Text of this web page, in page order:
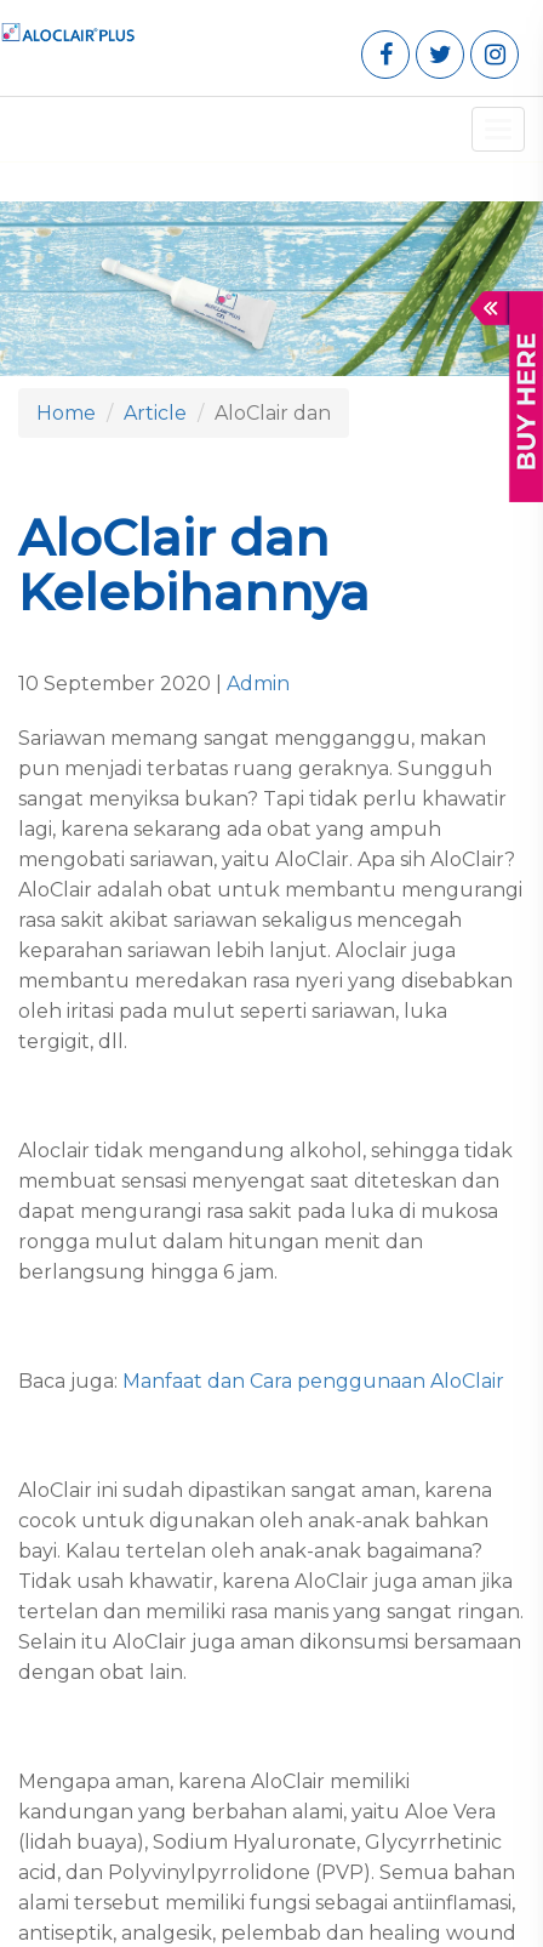
Home Article AloClair dan
AloClair dan
Kelebihannya
10 September 2020 | Admin
Sariawan memang sangat mengganggu, makan
pun menjadi terbatas ruang geraknya. Sungguh
sangat menyiksa bukan? Tapi tidak perlu khawatir
lagi, karena sekarang ada obat yang ampuh
mengobati sariawan, yaitu AloClair. Apa sih AloClair?
AloClair adalah obat untuk membantu mengurangi
rasa sakit akibat sariawan sekaligus mencegah
keparahan sariawan lebih lanjut. Aloclair juga
membantu meredakan rasa nyeri yang disebabkan
oleh iritasi pada mulut seperti sariawan, luka
tergigit, dll.
Aloclair tidak mengandung alkohol, sehingga tidak
membuat sensasi menyengat saat diteteskan dan
dapat mengurangi rasa sakit pada luka di mukosa
rongga mulut dalam hitungan menit dan
berlangsung hingga 6 jam.
Baca juga: Manfaat dan Cara penggunaan AloClair
AloClair ini sudah dipastikan sangat aman, karena
cocok untuk digunakan oleh anak-anak bahkan
bayi. Kalau tertelan oleh anak-anak bagaimana?
Tidak usah khawatir, karena AloClair juga aman jika
tertelan dan memiliki rasa manis yang sangat ringan.
Selain itu AloClair juga aman dikonsumsi bersamaan
dengan obat lain.
Mengapa aman, karena AloClair memiliki
kandungan yang berbahan alami, yaitu Aloe Vera
(lidah buaya), Sodium Hyaluronate, Glycyrrhetinic
acid, dan Polyvinylpyrrolidone (PVP). Semua bahan
alami tersebut memiliki fungsi sebagai antiinflamasi,
antiseptik, analgesik, pelembab dan healing wound